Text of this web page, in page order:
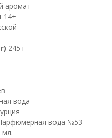
аромат
14+
245 г
вода
вода №53
мл.